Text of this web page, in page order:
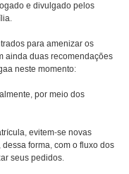
e divulgado pelos
para amenizar os
ainda duas recomendações
neste momento:
por meio dos
evitem-se novas
forma, com o fluxo dos
seus pedidos.